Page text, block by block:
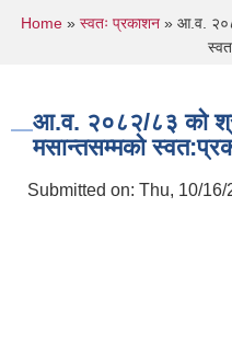
You are here
Home » स्वतः प्रकाशन » आ.व.
आ.व. २०८२/८३ को
मसान्तसम्मको
Submitted on: Thu, 10/16/